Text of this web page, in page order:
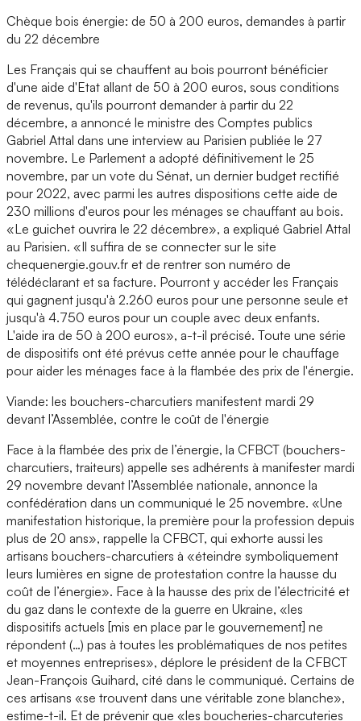
Chèque bois énergie: de 50 à 200 euros, demandes à partir
du 22 décembre
Les Français qui se chauffent au bois pourront bénéficier
d'une aide d'Etat allant de 50 à 200 euros, sous conditions
de revenus, qu'ils pourront demander à partir du 22
décembre, a annoncé le ministre des Comptes publics
Gabriel Attal dans une interview au Parisien publiée le 27
novembre. Le Parlement a adopté définitivement le 25
novembre, par un vote du Sénat, un dernier budget rectifié
pour 2022, avec parmi les autres dispositions cette aide de
230 millions d'euros pour les ménages se chauffant au bois.
«Le guichet ouvrira le 22 décembre», a expliqué Gabriel Attal
au Parisien. «Il suffira de se connecter sur le site
chequenergie.gouv.fr et de rentrer son numéro de
télédéclarant et sa facture. Pourront y accéder les Français
qui gagnent jusqu'à 2.260 euros pour une personne seule et
jusqu'à 4.750 euros pour un couple avec deux enfants.
L'aide ira de 50 à 200 euros», a-t-il précisé. Toute une série
de dispositifs ont été prévus cette année pour le chauffage
pour aider les ménages face à la flambée des prix de l'énergie.
Viande: les bouchers-charcutiers manifestent mardi 29
devant l’Assemblée, contre le coût de l'énergie
Face à la flambée des prix de l’énergie, la CFBCT (bouchers-
charcutiers, traiteurs) appelle ses adhérents à manifester mardi
29 novembre devant l’Assemblée nationale, annonce la
confédération dans un communiqué le 25 novembre. «Une
manifestation historique, la première pour la profession depuis
plus de 20 ans», rappelle la CFBCT, qui exhorte aussi les
artisans bouchers-charcutiers à «éteindre symboliquement
leurs lumières en signe de protestation contre la hausse du
coût de l’énergie». Face à la hausse des prix de l’électricité et
du gaz dans le contexte de la guerre en Ukraine, «les
dispositifs actuels [mis en place par le gouvernement] ne
répondent (…) pas à toutes les problématiques de nos petites
et moyennes entreprises», déplore le président de la CFBCT
Jean-François Guihard, cité dans le communiqué. Certains de
ces artisans «se trouvent dans une véritable zone blanche»,
estime-t-il. Et de prévenir que «les boucheries-charcuteries